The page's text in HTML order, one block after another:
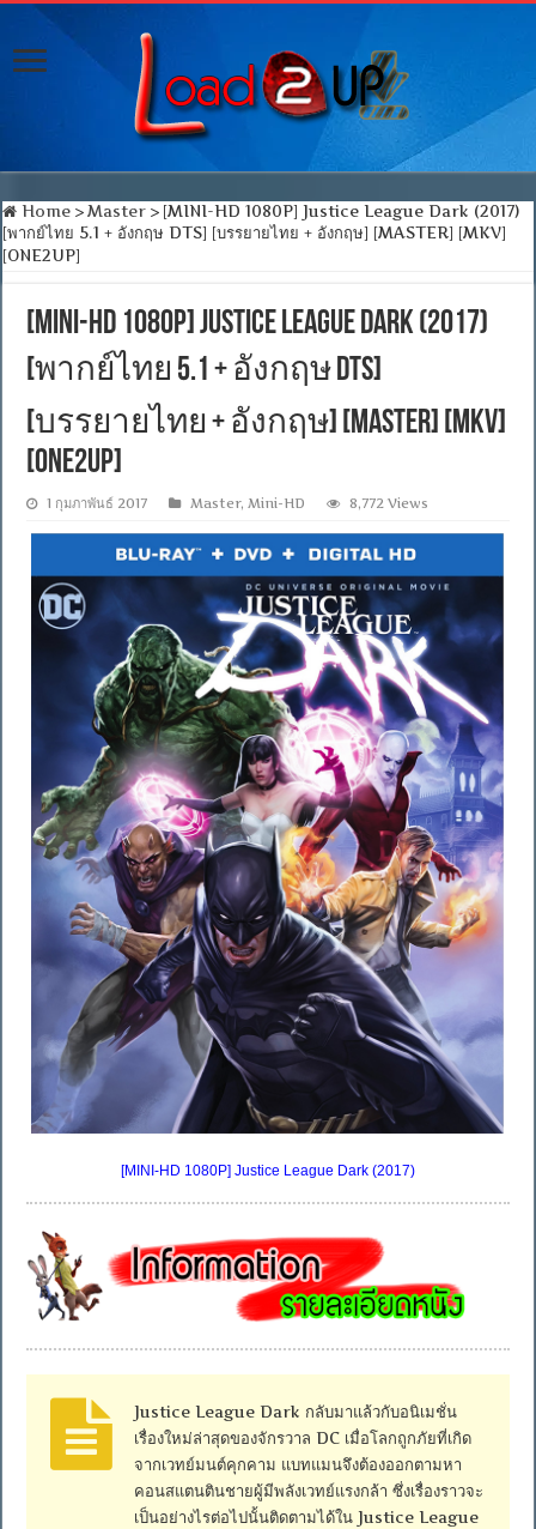
Home > Master > [MINI-HD 1080P] Justice League Dark (2017)
[พากย์ไทย 5.1 + อังกฤษ DTS] [บรรยายไทย + อังกฤษ] [MASTER] [MKV]
[ONE2UP]
[MINI-HD 1080P] Justice League Dark (2017)
[พากย์ไทย 5.1 + อังกฤษ DTS]
[บรรยายไทย + อังกฤษ] [MASTER] [MKV]
[ONE2UP]
1 กุมภาพันธ์ 2017 Master,Mini-HD 8,772 Views
[MINI-HD 1080P] Justice League Dark (2017)
Justice League Dark กลับมาแล้วกับอนิเมชั่น
เรื่องใหม่ล่าสุดของจักรวาล DC เมื่อโลกถูกภัยที่เกิด
จากเวทย์มนต์คุกคาม แบทแมนจึงต้องออกตามหา
คอนสแตนตินชายผู้มีพลังเวทย์แรงกล้า ซึ่งเรื่องราวจะ
เป็นอย่างไรต่อไปนั้นติดตามได้ใน Justice League